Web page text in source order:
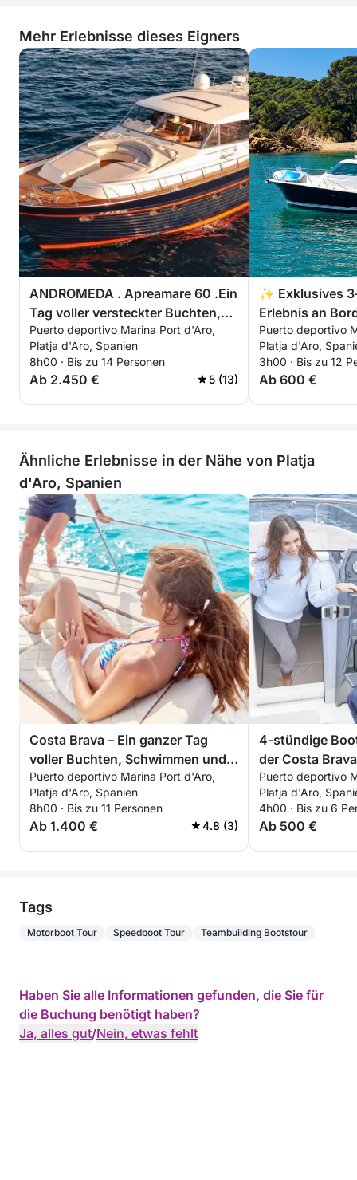
Mehr Erlebnisse dieses Eigners
ANDROMEDA . Apreamare 60 .Ein
Tag voller versteckter Buchten,
kristallklarem Wasser und langen
mediterranen Momenten.
Puerto deportivo Marina Port d'Aro,
Platja d'Aro, Spanien
8h00 · Bis zu 14 Personen
Ab 2.450 € 5 (13)
✨ Exklusives
Erlebnis an
entlang der
Puerto deportivo
Platja d'Aro,
3h00 · Bis zu 12
Ab 600 €
Ähnliche Erlebnisse in der Nähe von Platja
d'Aro, Spanien
Costa Brava – Ein ganzer Tag
voller Buchten, Schwimmen und
Wassersport
Puerto deportivo Marina Port d'Aro,
Platja d'Aro, Spanien
8h00 · Bis zu 11 Personen
Ab 1.400 € 4.8 (3)
4-stündige
der Costa Brava
Puerto deportivo
Platja d'Aro,
4h00 · Bis zu 6
Ab 500 €
Tags
Motorboot Tour Speedboot Tour Teambuilding Bootstour
Haben Sie alle Informationen gefunden, die Sie für
die Buchung benötigt haben?
Ja, alles gut/Nein, etwas fehlt